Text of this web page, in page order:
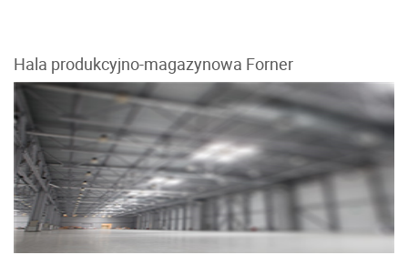
Hala produkcyjno-magazynowa Forner